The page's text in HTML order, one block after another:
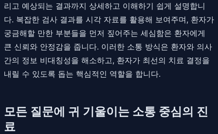
리고 예상되는 결과까지 상세하고 이해하기 쉽게 설명합니
다. 복잡한 검사 결과를 시각 자료를 활용해 보여주며, 환자가
궁금해할 만한 부분들을 먼저 짚어주는 세심함은 환자에게
큰 신뢰와 안정감을 줍니다. 이러한 소통 방식은 환자와 의사
간의 정보 비대칭성을 해소하고, 환자가 최선의 치료 결정을
내릴 수 있도록 돕는 핵심적인 역할을 합니다.
모든 질문에 귀 기울이는 소통 중심의 진
료